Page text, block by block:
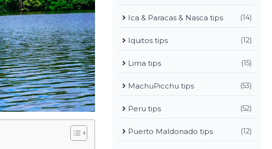
Ica & Paracas & Nasca tips (14)
Iquitos tips (12)
Lima tips (15)
MachuPicchu tips (53)
Peru tips (52)
Puerto Maldonado tips (12)